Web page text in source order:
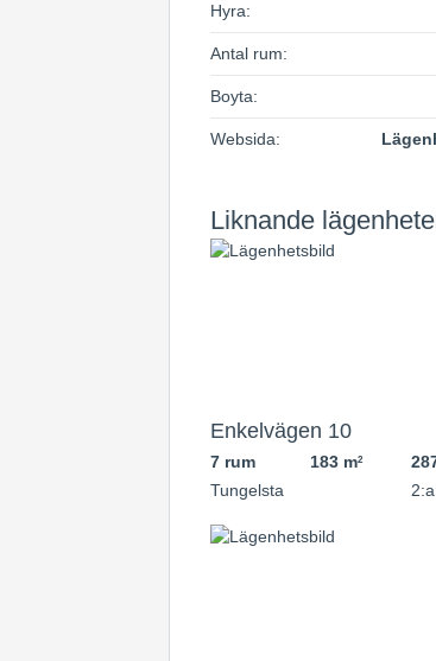
Hyra:
Antal rum:
Boyta:
Websida:
Liknande
Enkelvägen 10
7 rum 183 m2
Tungelsta